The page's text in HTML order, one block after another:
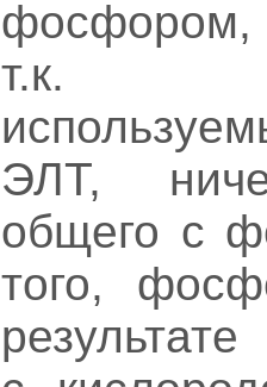
фосфором,
т.к.
ЭЛТ,
общего с
того,